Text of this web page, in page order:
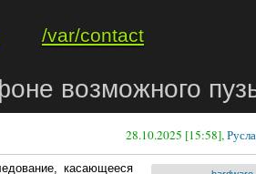
/var/contact
возможного
28.10.2025 [15:58],
касающееся